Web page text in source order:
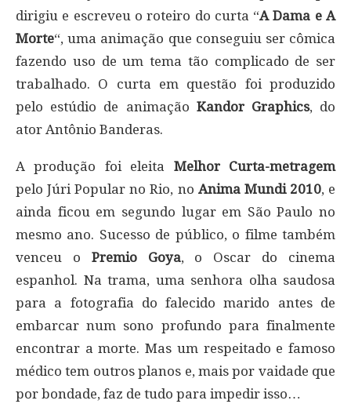
dirigiu e escreveu o roteiro do curta “A Dama e A
Morte“, uma animação que conseguiu ser cômica
fazendo uso de um tema tão complicado de ser
trabalhado. O curta em questão foi produzido
pelo estúdio de animação Kandor Graphics, do
ator Antônio Banderas.
A produção foi eleita Melhor Curta-metragem
pelo Júri Popular no Rio, no Anima Mundi 2010, e
ainda ficou em segundo lugar em São Paulo no
mesmo ano. Sucesso de público, o filme também
venceu o Premio Goya, o Oscar do cinema
espanhol. Na trama, uma senhora olha saudosa
para a fotografia do falecido marido antes de
embarcar num sono profundo para finalmente
encontrar a morte. Mas um respeitado e famoso
médico tem outros planos e, mais por vaidade que
por bondade, faz de tudo para impedir isso…